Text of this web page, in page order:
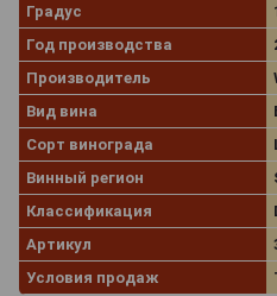
Градус
Год производства
Производитель
Вид вина
Сорт винограда
Винный регион
Классификация
Артикул
Условия продаж